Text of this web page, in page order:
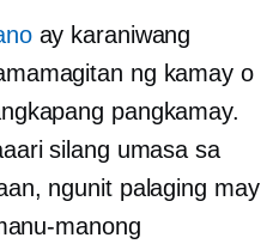
ay karaniwang
ng kamay o
pangkamay.
silang umasa sa
ngunit palaging may
manong